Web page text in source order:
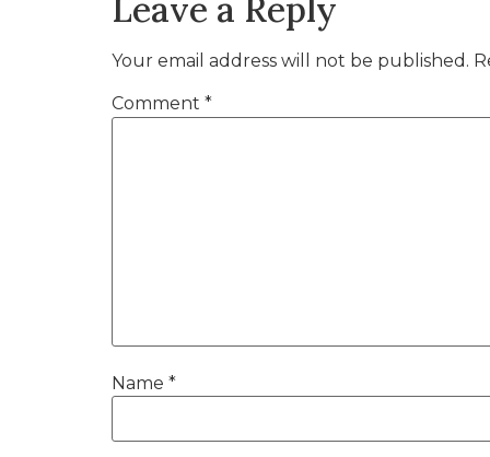
Leave a Reply
Your email address will not be published.
Comment *
Name *